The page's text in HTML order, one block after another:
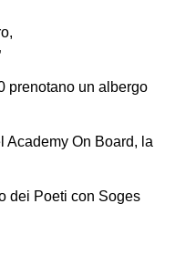
prenotano un albergo
Academy On Board, la
dei Poeti con Soges